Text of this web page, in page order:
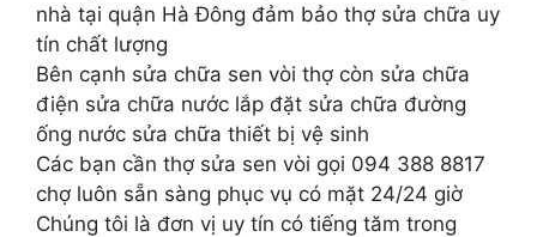
nhà tại quận Hà Đông đảm bảo thợ sửa chữa uy
tín chất lượng
Bên cạnh sửa chữa sen vòi thợ còn sửa chữa
điện sửa chữa nước lắp đặt sửa chữa đường
ống nước sửa chữa thiết bị vệ sinh
Các bạn cần thợ sửa sen vòi gọi 094 388 8817
chợ luôn sẵn sàng phục vụ có mặt 24/24 giờ
Chúng tôi là đơn vị uy tín có tiếng tăm trong